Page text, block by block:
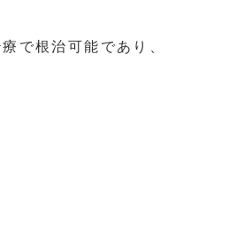
で根治可能であり、